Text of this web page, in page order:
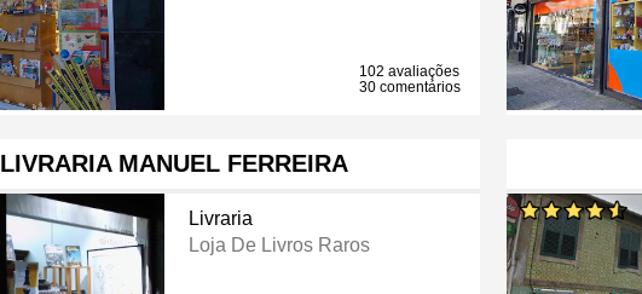
102 avaliações
30 comentários
LIVRARIA MANUEL FERREIRA
Livraria
Loja De Livros Raros